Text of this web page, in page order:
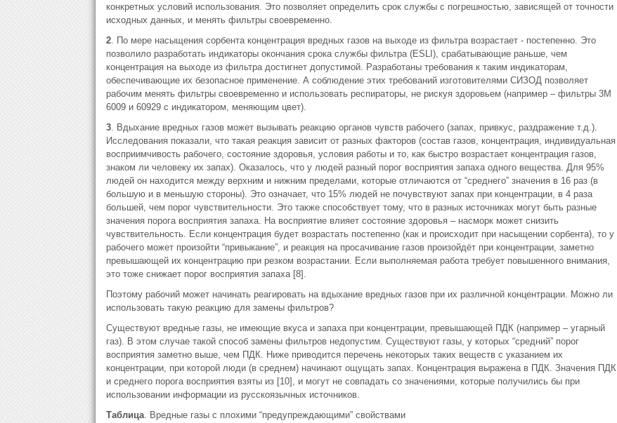
конкретных условий использования. Это позволяет определить срок службы с погрешностью, зависящей от точности
исходных данных, и менять фильтры своевременно.
2. По мере насыщения сорбента концентрация вредных газов на выходе из фильтра возрастает - постепенно. Это
позволило разработать индикаторы окончания срока службы фильтра (ESLI), срабатывающие раньше, чем
концентрация на выходе из фильтра достигнет допустимой. Разработаны требования к таким индикаторам,
обеспечивающие их безопасное применение. А соблюдение этих требований изготовителями СИЗОД позволяет
рабочим менять фильтры своевременно и использовать респираторы, не рискуя здоровьем (например – фильтры 3М
6009 и 60929 с индикатором, меняющим цвет).
3. Вдыхание вредных газов может вызывать реакцию органов чувств рабочего (запах, привкус, раздражение т.д.).
Исследования показали, что такая реакция зависит от разных факторов (состав газов, концентрация, индивидуальная
восприимчивость рабочего, состояние здоровья, условия работы и то, как быстро возрастает концентрация газов,
знаком ли человеку их запах). Оказалось, что у людей разный порог восприятия запаха одного вещества. Для 95%
людей он находится между верхним и нижним пределами, которые отличаются от “среднего” значения в 16 раз (в
большую и в меньшую стороны). Это означает, что 15% людей не почувствуют запах при концентрации, в 4 раза
большей, чем порог чувствительности. Это также способствует тому, что в разных источниках могут быть разные
значения порога восприятия запаха. На восприятие влияет состояние здоровья – насморк может снизить
чувствительность. Если концентрация будет возрастать постепенно (как и происходит при насыщении сорбента), то у
рабочего может произойти “привыкание”, и реакция на просачивание газов произойдёт при концентрации, заметно
превышающей их концентрацию при резком возрастании. Если выполняемая работа требует повышенного внимания,
это тоже снижает порог восприятия запаха [8].
Поэтому рабочий может начинать реагировать на вдыхание вредных газов при их различной концентрации. Можно ли
использовать такую реакцию для замены фильтров?
Существуют вредные газы, не имеющие вкуса и запаха при концентрации, превышающей ПДК (например – угарный
газ). В этом случае такой способ замены фильтров недопустим. Существуют газы, у которых “средний” порог
восприятия заметно выше, чем ПДК. Ниже приводится перечень некоторых таких веществ с указанием их
концентрации, при которой люди (в среднем) начинают ощущать запах. Концентрация выражена в ПДК. Значения ПДК
и среднего порога восприятия взяты из [10], и могут не совпадать со значениями, которые получились бы при
использовании информации из русскоязычных источников.
Таблица. Вредные газы с плохими “предупреждающими” свойствами